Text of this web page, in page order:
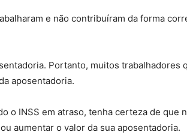
e não contribuíram da forma
Portanto, muitos trabalhadores
aposentadoria.
o INSS em atraso, tenha certeza de que
aumentar o valor da sua aposentadoria.